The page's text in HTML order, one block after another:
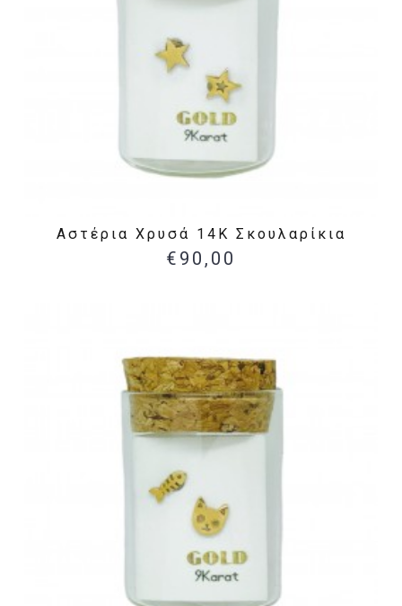
Αστέρια Χρυσά 14Κ Σκουλαρίκια
€90,00